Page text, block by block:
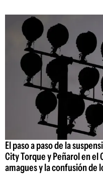
El paso a paso de la
City Torque y Peñarol en el
amagues y la confusión de